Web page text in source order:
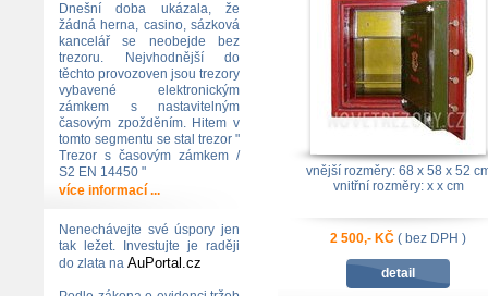
Dnešní doba ukázala, že
žádná herna, casino, sázková
kancelář se neobejde bez
trezoru. Nejvhodnější do
těchto provozoven jsou trezory
vybavené elektronickým
zámkem s nastavitelným
časovým zpožděním. Hitem v
tomto segmentu se stal trezor "
Trezor s časovým zámkem /
S2 EN 14450 "
více informací ...
Nenechávejte své úspory jen
tak ležet. Investujte je raději
do zlata na AuPortal.cz
vnější rozměry: 68 x 58 x 52
vnitřní rozměry: x x cm
2 500,- KČ ( bez DPH )
detail